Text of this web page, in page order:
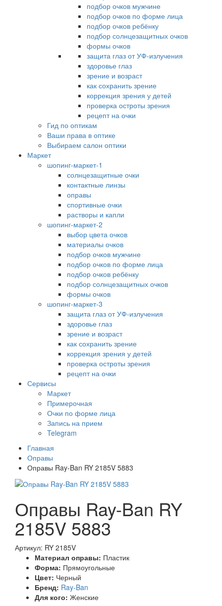
подбор очков мужчине
подбор очков по форме лица
подбор очков ребёнку
подбор солнцезащитных очков
формы очков
защита глаз от УФ-излучения
здоровье глаз
зрение и возраст
как сохранить зрение
коррекция зрения у детей
проверка остроты зрения
рецепт на очки
Гид по оптикам
Ваши права в оптике
Выбираем салон оптики
Маркет
шопинг-маркет-1
солнцезащитные очки
контактные линзы
оправы
спортивные очки
растворы и капли
шопинг-маркет-2
выбор цвета очков
материалы очков
подбор очков мужчине
подбор очков по форме лица
подбор очков ребёнку
подбор солнцезащитных очков
формы очков
шопинг-маркет-3
защита глаз от УФ-излучения
здоровье глаз
зрение и возраст
как сохранить зрение
коррекция зрения у детей
проверка остроты зрения
рецепт на очки
Сервисы
Маркет
Примерочная
Очки по форме лица
Запись на прием
Telegram
Главная
Оправы
Оправы Ray-Ban RY 2185V 5883
Оправы Ray-Ban RY
2185V 5883
Артикул: RY 2185V
Материал оправы: Пластик
Форма: Прямоугольные
Цвет: Черный
Бренд: Ray-Ban
Для кого: Женские